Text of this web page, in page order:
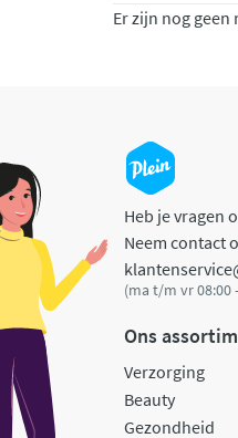
Er zijn nog geen
Heb je vragen
Neem contact
(ma t/m vr 08:00
Ons
Verzorging
Beauty
Gezondheid